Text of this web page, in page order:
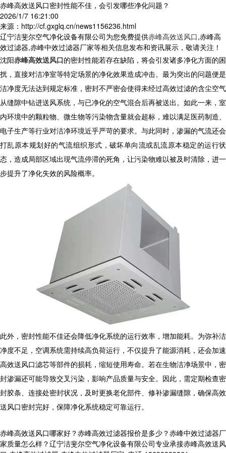
赤峰高效送风口密封性能不佳，会引发哪些净化问题？
2026/1/7 16:21:00
来源：http://cf.gxglq.cn/news1156236.html
辽宁洁斐尔空气净化设备有限公司为您免费提供赤峰高效送风口,赤峰高
效过滤器,赤峰中效过滤器厂家等相关信息发布和资讯展示，敬请关注！
沈阳赤峰高效送风口的密封性能若存在缺陷，将会引发诸多净化方面的困
扰，直接对洁净室等特定场景的净化效果造成冲击。最为突出的问题便是
洁净度无法达到规定标准，密封不严密会使得未经过高效过滤的含尘空气
从缝隙中钻进送风系统，与已净化的空气混合后再被送出。如此一来，室
内环境中的颗粒物、微生物等污染物含量就会超标，难以满足医药制造、
电子生产等行业对洁净环境近乎严苛的要求。与此同时，渗漏的气流还会
打乱原本规划好的气流组织形式，破坏单向流或乱流原本稳定的运行状
态，造成局部区域出现气流停滞的死角，让污染物难以被及时清除，进一
步提升了净化失效的风险概率。
此外，密封性能不佳还会降低净化系统的运行效率，增加能耗。为弥补洁
净度不足，空调系统需持续高负荷运行，不仅提升了能源消耗，还会加速
高效送风口滤芯等部件的损耗，缩短使用寿命。若在生物洁净场景中，密
封渗漏还可能导致交叉污染，影响产品质量与安全。因此，需定期检查密
封胶条、连接处密封状况，及时更换老化部件、修补渗漏缝隙，确保高效
送风口密封完好，保障净化系统稳定可靠运行。
赤峰高效送风口哪家好？赤峰高效过滤器报价是多少？赤峰中效过滤器厂
家质量怎么样？辽宁洁斐尔空气净化设备有限公司专业承接赤峰高效送风